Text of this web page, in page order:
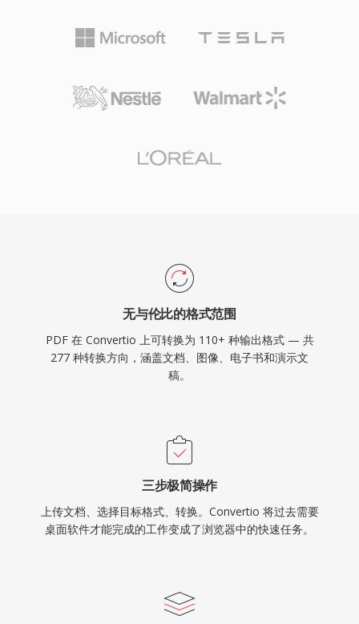
无与伦比的格式范围
PDF 在 Convertio 上可转换为 110+ 种输出格式 — 共
277 种转换方向，涵盖文档、图像、电子书和演示文
稿。
三步极简操作
上传文档、选择目标格式、转换。Convertio 将过去需要
桌面软件才能完成的工作变成了浏览器中的快速任务。